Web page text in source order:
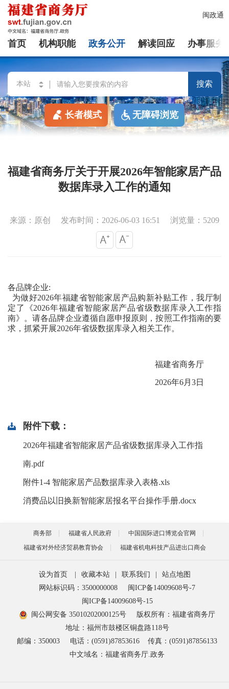
闽政通
首页 机构职能 政务公开 解读回应 办事服务
搜索
长者模式 无障碍浏览
福建省商务厅关于开展2026年智能家居产品
数据库录入工作的通知
来源：原创 发布时间：2026-06-03 16:51 浏览量：5209
各品牌企业:
为做好2026年福建省智能家居产品购新补贴工作，我厅制
定了《2026年福建省智能家居产品省级数据库录入工作指
南》。请各品牌企业遵循自愿申报原则，按照工作指南的要
求，抓紧开展2026年省级数据库录入相关工作。
福建省商务厅
2026年6月3日
附件下载：
2026年福建省智能家居产品省级数据库录入工作指
南.pdf
附件1-4 智能家居产品数据库录入表格.xls
消费品以旧换新智能家居报名平台操作手册.docx
商务部 福建省人民政府
中国国际进口博览会官网
福建省对外经济贸易教育协会
福建省机电科技产品进出口商会
设为首页 收藏本站 联系我们
站点地图
网站标识码：3500000008
闽ICP备14009608号-7
闽ICP备14009608号-15
闽公网安备 35010202000125号
版权所有：福建省商务厅
地址：福州市鼓楼区铜盘路118号
邮编：350003
电话：(0591)87853616
传真：(0591)87856133
中文域名：福建省商务厅.政务